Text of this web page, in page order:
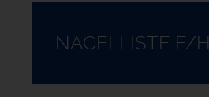
NACELLISTE F/H